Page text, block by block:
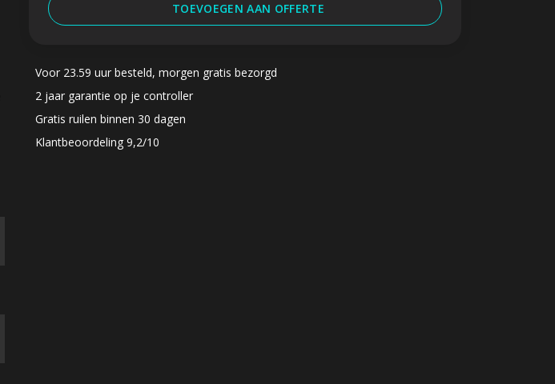
TOEVOEGEN AAN OFFERTE
Voor 23.59 uur besteld, morgen gratis bezorgd
2 jaar garantie op je controller
Gratis ruilen binnen 30 dagen
Klantbeoordeling 9,2/10